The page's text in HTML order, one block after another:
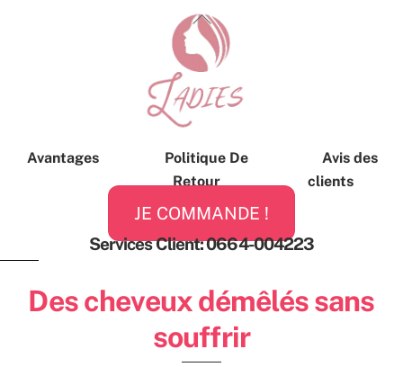
Avantages
Politique De
Retour
Avis des
clients
JE COMMANDE !
Services Client: 0664-004223
Des cheveux démêlés sans
souffrir
Back
To
Top